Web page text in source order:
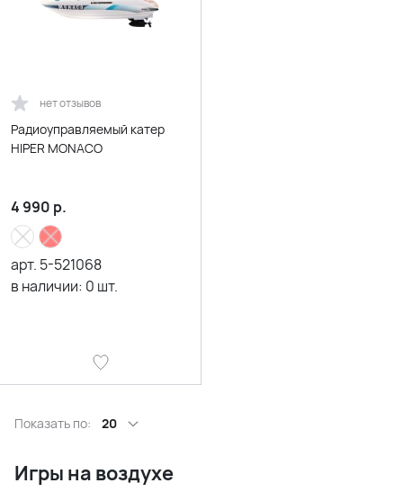
нет отзывов
Радиоуправляемый катер
HIPER MONACO
4 990 р.
арт. 5-521068
в наличии: 0 шт.
Показать по: 20
Игры на воздухе